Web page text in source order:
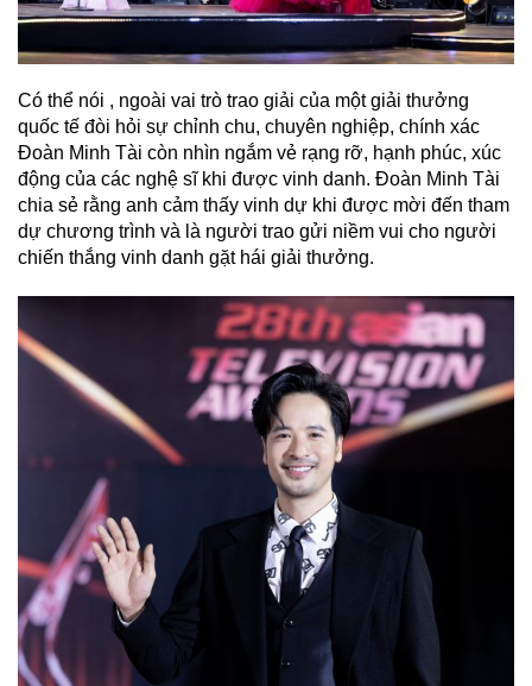
Có thể nói , ngoài vai trò trao giải của một giải thưởng
quốc tế đòi hỏi sự chỉnh chu, chuyên nghiệp, chính xác
Đoàn Minh Tài còn nhìn ngắm vẻ rạng rỡ, hạnh phúc, xúc
động của các nghệ sĩ khi được vinh danh. Đoàn Minh Tài
chia sẻ rằng anh cảm thấy vinh dự khi được mời đến tham
dự chương trình và là người trao gửi niềm vui cho người
chiến thắng vinh danh gặt hái giải thưởng.